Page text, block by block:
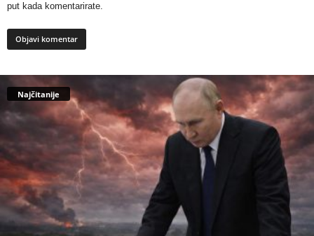
put kada komentarirate.
Najčitanije